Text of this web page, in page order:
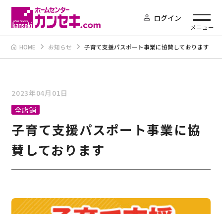
メニュー
ログイン
HOME お知らせ 子育て支援パスポート事業に協賛しております
2023年04月01日
全店舗
子育て支援パスポート事業に協
賛しております